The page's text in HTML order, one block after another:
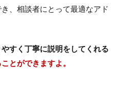
、相談者にとって最適なアド
すく丁寧に説明をしてくれる
とができますよ。